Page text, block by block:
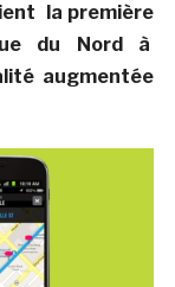
la première
du Nord à
augmentée